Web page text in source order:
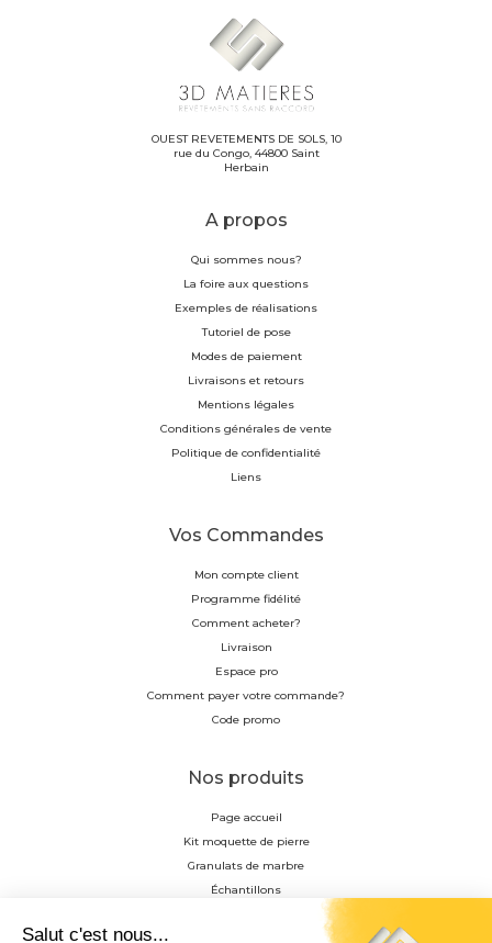
OUEST REVETEMENTS DE SOLS, 10
rue du Congo, 44800 Saint
Herbain
A propos
Qui sommes nous?
La foire aux questions
Exemples de réalisations
Tutoriel de pose
Modes de paiement
Livraisons et retours
Mentions légales
Conditions générales de vente
Politique de confidentialité
Liens
Vos Commandes
Mon compte client
Programme fidélité
Comment acheter?
Livraison
Espace pro
Comment payer votre commande?
Code promo
Nos produits
Page accueil
Kit moquette de pierre
Granulats de marbre
Échantillons
Profilés en aluminium anodisés